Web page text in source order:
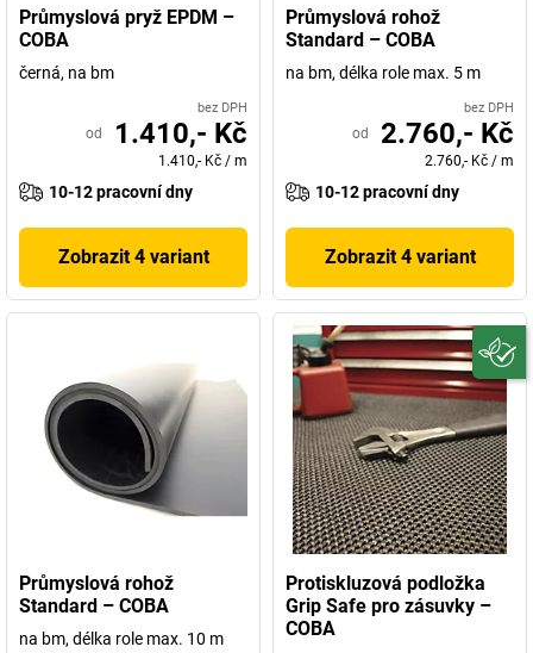
Průmyslová pryž EPDM –
COBA
černá, na bm
bez DPH
od 1.410,- Kč
1.410,- Kč / m
10-12 pracovní dny
Zobrazit 4 variant
Průmyslová rohož
Standard – COBA
na bm, délka role max. 5 m
bez DPH
od 2.760,- Kč
2.760,- Kč / m
10-12 pracovní dny
Zobrazit 4 variant
Průmyslová rohož
Standard – COBA
na bm, délka role max. 10 m
Protiskluzová podložka
Grip Safe pro zásuvky –
COBA